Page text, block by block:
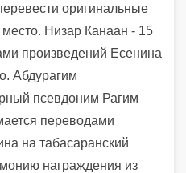
оригинальные
Низар Канаан - 15
произведений Есенина
Абдурагим
псевдоним Рагим
переводами
на табасаранский
награждения из